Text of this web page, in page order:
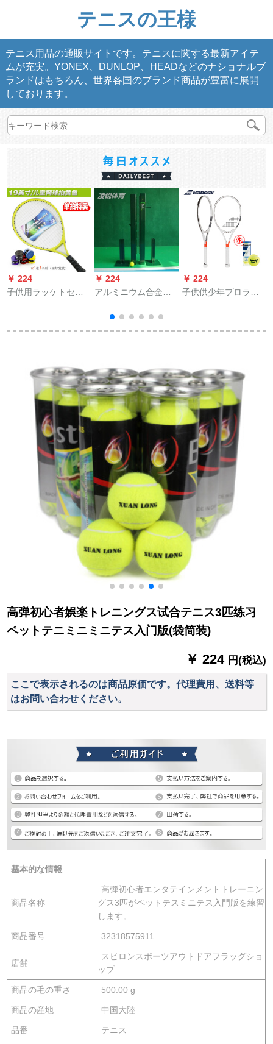
テニスの王様
テニス用品の通販サイトです。テニスに関する最新アイテ
ムが充実。YONEX、DUNLOP、HEADなどのナショナルブ
ランドはもちろん、世界各国のブランド商品が豊富に展開
しております。
￥ 224
子供用ラッケトセッ
初心者子供幼稚園19
￥ 224
アルミニウム合金四
テニウス柱の中の柱
の環境保護材の床面
￥ 224
子供供少年プロラク
JUNIOR 25已ガト付
高弹初心者娯楽トレニングス试合テニス3匹练习
ペットテニミニミニテス入门版(袋简装)
￥ 224 円(税込)
ここで表示されるのは商品原価です。代理費用、送料等
はお問い合わせください。
基本的な情報
商品名称
高弾初心者エンタテインメントトレーニン
グス3匹がペットテスミニテス入門版を練習
します。
商品番号 32318575911
店舗
スピロンスポーツアウトドアフラッグショ
ップ
商品の毛の重さ 500.00 g
商品の産地 中国大陸
品番 テニス